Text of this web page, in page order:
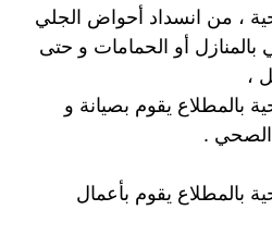
، من انسداد أحواض الجلي
أو الحمامات و حتى
،
بالمطلاع يقوم بصيانة و
.
بالمطلاع يقوم بأعمال